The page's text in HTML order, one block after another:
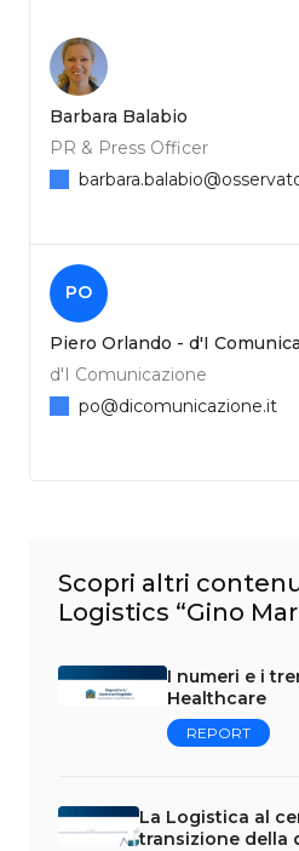
Barbara Balabio
PR & Press Officer
PO
Piero Orlando - d'I
d'I Comunicazione
po@dicomunicazione.it
Scopri altri
Logistics “Gino
I numeri e i
Healthcare
REPORT
La Logistica al
transizione della